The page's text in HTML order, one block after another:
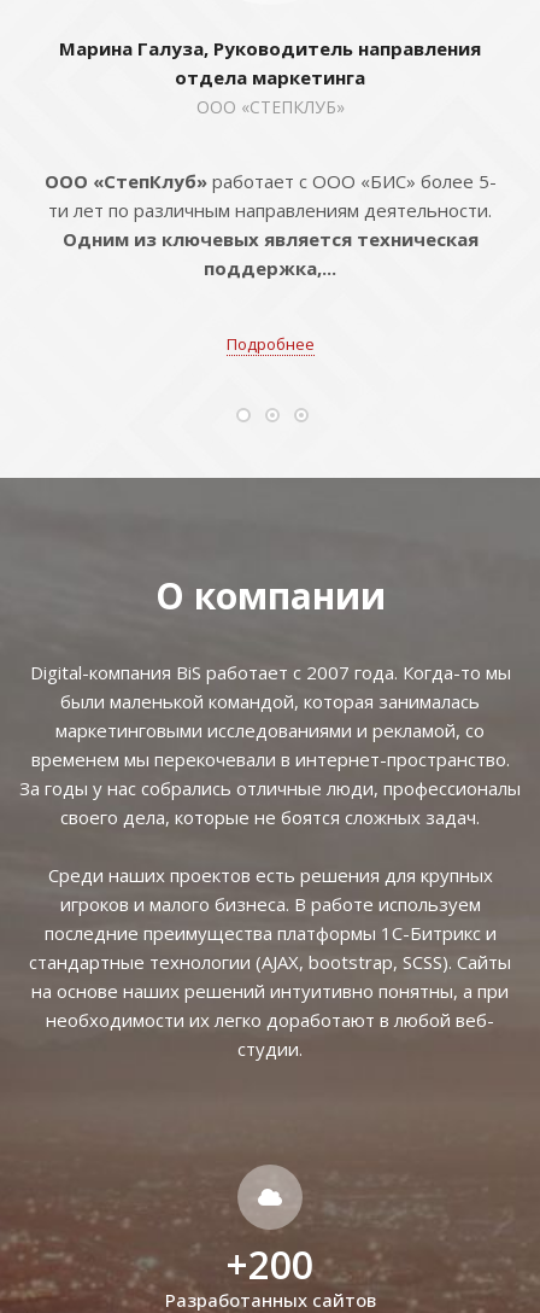
Марина Галуза, Руководитель направления
отдела маркетинга
ООО «СТЕПКЛУБ»
ООО «СтепКлуб»работает с ООО «БИС» более 5-
ти лет по различным направлениям деятельности.
Одним из ключевых является техническая
поддержка,...
Подробнее
О компании
Digital-компания BiS работает с 2007 года. Когда-то мы
были маленькой командой, которая занималась
маркетинговыми исследованиями и рекламой, со
временем мы перекочевали в интернет-пространство.
За годы у нас собрались отличные люди, профессионалы
своего дела, которые не боятся сложных задач.
Среди наших проектов есть решения для крупных
игроков и малого бизнеса. В работе используем
последние преимущества платформы 1С-Битрикс и
стандартные технологии (AJAX, bootstrap, SCSS). Сайты
на основе наших решений интуитивно понятны, а при
необходимости их легко доработают в любой веб-
студии.
+200
Разработанных сайтов